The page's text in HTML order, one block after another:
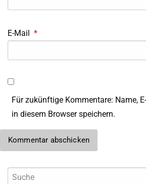
E-Mail *
Für zukünftige Kommentare: Name,
in diesem Browser speichern.